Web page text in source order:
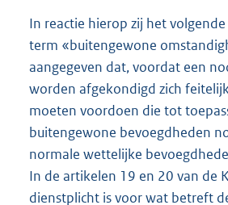
In reactie hierop zij het
term «buitengewone
aangegeven dat, voordat een
worden afgekondigd zich
moeten voordoen die tot
buitengewone bevoegdheden
normale wettelijke
In de artikelen 19 en 20 van de
dienstplicht is voor wat betreft